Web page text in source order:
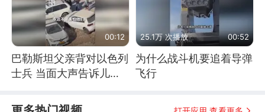
00:12
巴勒斯坦父亲背对以色列
士兵 当面大声告诉儿
25.1万 次播放 00:52
为什么战斗机要追着导弹
飞行